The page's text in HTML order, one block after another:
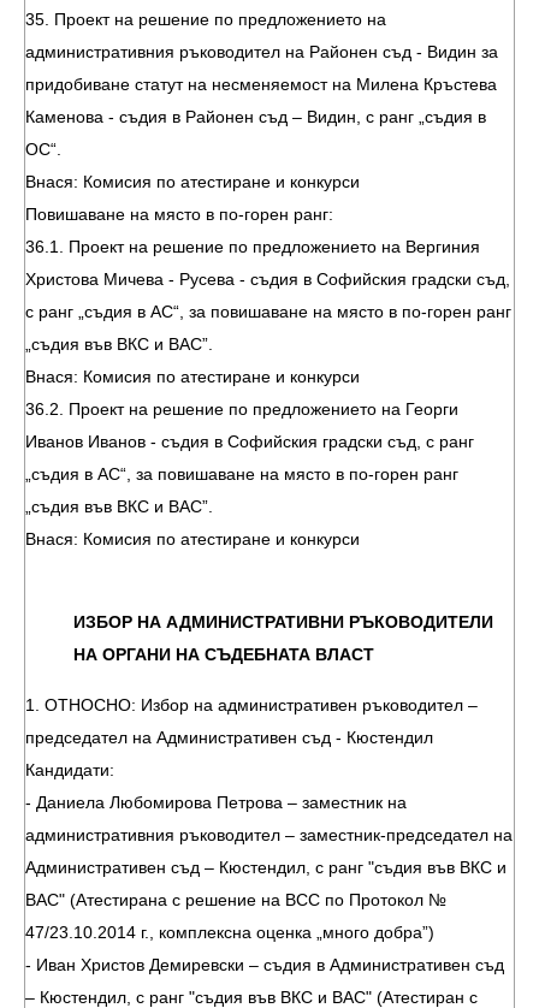
35. Проект на решение по предложението на
административния ръководител на Районен съд - Видин за
придобиване статут на несменяемост на Милена Кръстева
Каменова - съдия в Районен съд – Видин, с ранг „съдия в
ОС“.
Внася: Комисия по атестиране и конкурси
Повишаване на място в по-горен ранг:
36.1. Проект на решение по предложението на Вергиния
Христова Мичева - Русева - съдия в Софийския градски съд,
с ранг „съдия в АС“, за повишаване на място в по-горен ранг
„съдия във ВКС и ВАС”.
Внася: Комисия по атестиране и конкурси
36.2. Проект на решение по предложението на Георги
Иванов Иванов - съдия в Софийския градски съд, с ранг
„съдия в АС“, за повишаване на място в по-горен ранг
„съдия във ВКС и ВАС”.
Внася: Комисия по атестиране и конкурси
ИЗБОР НА АДМИНИСТРАТИВНИ РЪКОВОДИТЕЛИ
НА ОРГАНИ НА СЪДЕБНАТА ВЛАСТ
1. ОТНОСНО: Избор на административен ръководител –
председател на Административен съд - Кюстендил
Кандидати:
- Даниела Любомирова Петрова – заместник на
административния ръководител – заместник-председател на
Административен съд – Кюстендил, с ранг "съдия във ВКС и
ВАС" (Атестирана с решение на ВСС по Протокол №
47/23.10.2014 г., комплексна оценка „много добра”)
- Иван Христов Демиревски – съдия в Административен съд
– Кюстендил, с ранг "съдия във ВКС и ВАС" (Атестиран с